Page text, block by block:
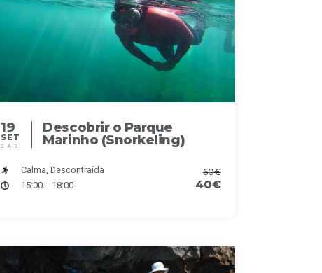
19
SET
SÁB
Descobrir o Parque
Marinho (Snorkeling)
Calma, Descontraída
15:00 - 18:00
60€
40€